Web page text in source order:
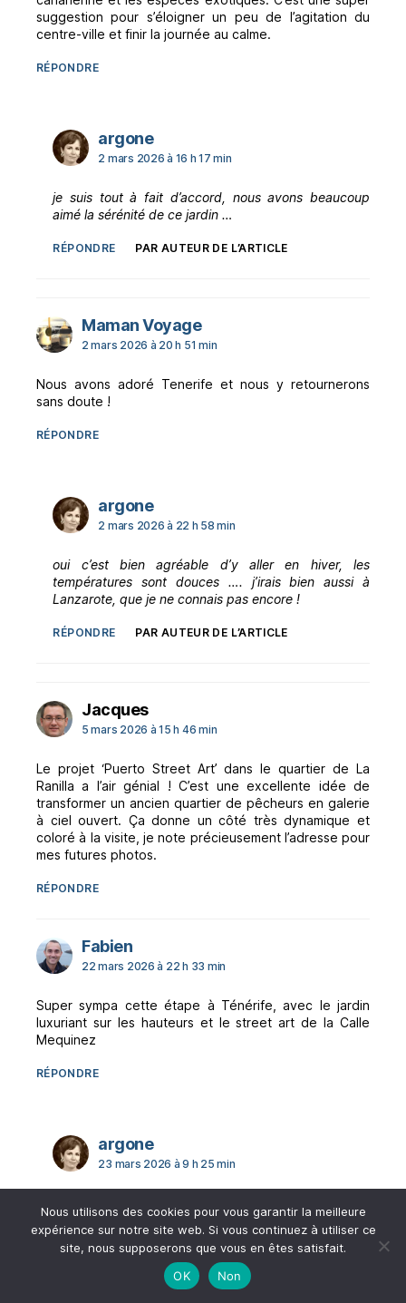
suggestion pour s’éloigner un peu de l’agitation du
centre-ville et finir la journée au calme.
RÉPONDRE
argonedit :
2 mars 2026 à 16 h 17 min
je suis tout à fait d’accord, nous avons beaucoup
aimé la sérénité de ce jardin …
RÉPONDRE PAR AUTEUR DE L’ARTICLE
Maman Voyagedit :
2 mars 2026 à 20 h 51 min
Nous avons adoré Tenerife et nous y retournerons
sans doute !
RÉPONDRE
argonedit :
2 mars 2026 à 22 h 58 min
oui c’est bien agréable d’y aller en hiver, les
températures sont douces …. j’irais bien aussi à
Lanzarote, que je ne connais pas encore !
RÉPONDRE PAR AUTEUR DE L’ARTICLE
Jacquesdit :
5 mars 2026 à 15 h 46 min
Le projet ‘Puerto Street Art’ dans le quartier de La
Ranilla a l’air génial ! C’est une excellente idée de
transformer un ancien quartier de pêcheurs en galerie
à ciel ouvert. Ça donne un côté très dynamique et
coloré à la visite, je note précieusement l’adresse pour
mes futures photos.
RÉPONDRE
Fabiendit :
22 mars 2026 à 22 h 33 min
Super sympa cette étape à Ténérife, avec le jardin
luxuriant sur les hauteurs et le street art de la Calle
Mequinez
RÉPONDRE
argonedit :
23 mars 2026 à 9 h 25 min
ne pas manquer sur l’île !
RÉPONDRE PAR AUTEUR DE L’ARTICLE
Nous utilisons des cookies pour vous garantir la meilleure
expérience sur notre site web. Si vous continuez à utiliser ce
site, nous supposerons que vous en êtes satisfait.
OK
Non